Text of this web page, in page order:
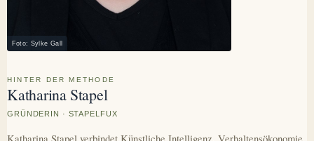
Foto: Sylke Gall
HINTER DER METHODE
Katharina Stapel
GRÜNDERIN · STAPELFUX